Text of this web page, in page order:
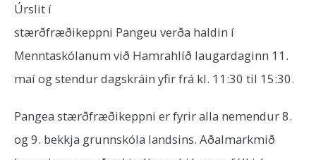
Úrslit í
stærðfræðikeppni Pangeu verða haldin í
Menntaskólanum við Hamrahlíð laugardaginn 11.
maí og stendur dagskráin yfir frá kl. 11:30 til 15:30.
Pangea stærðfræðikeppni er fyrir alla nemendur 8.
og 9. bekkja grunnskóla landsins. Aðalmarkmið